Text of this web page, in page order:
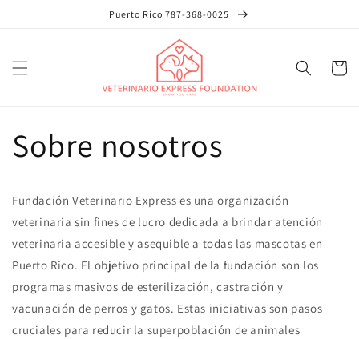
Puerto Rico 787-368-0025
Carrito
Sobre nosotros
Fundación Veterinario Express es una organización
veterinaria sin fines de lucro dedicada a brindar atención
veterinaria accesible y asequible a todas las mascotas en
Puerto Rico. El objetivo principal de la fundación son los
programas masivos de esterilización, castración y
vacunación de perros y gatos. Estas iniciativas son pasos
cruciales para reducir la superpoblación de animales